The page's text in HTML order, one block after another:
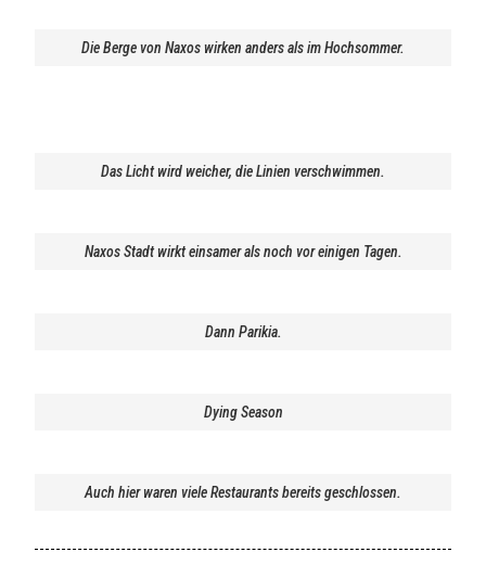
Die Berge von Naxos wirken anders als im Hochsommer.
Das Licht wird weicher, die Linien verschwimmen.
Naxos Stadt wirkt einsamer als noch vor einigen Tagen.
Dann Parikia.
Dying Season
Auch hier waren viele Restaurants bereits geschlossen.